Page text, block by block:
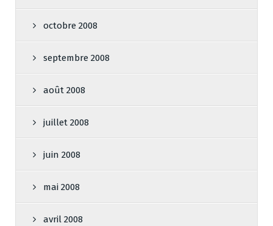
octobre 2008
septembre 2008
août 2008
juillet 2008
juin 2008
mai 2008
avril 2008